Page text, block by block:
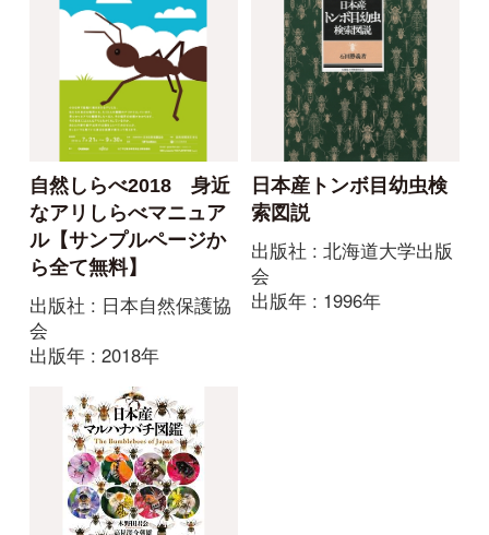
山溪ハンディ図鑑
日本の淡水魚
出版社 : 山と溪谷社
出版年 : 2015年
山溪ハンディ図鑑
日本のカエル＋サンシ
ョウウオ類 増補改訂
出版社 : 山と溪谷社
出版年 : 2015年
初めての方へ コース一覧
新規会員登録 掲載図鑑一覧